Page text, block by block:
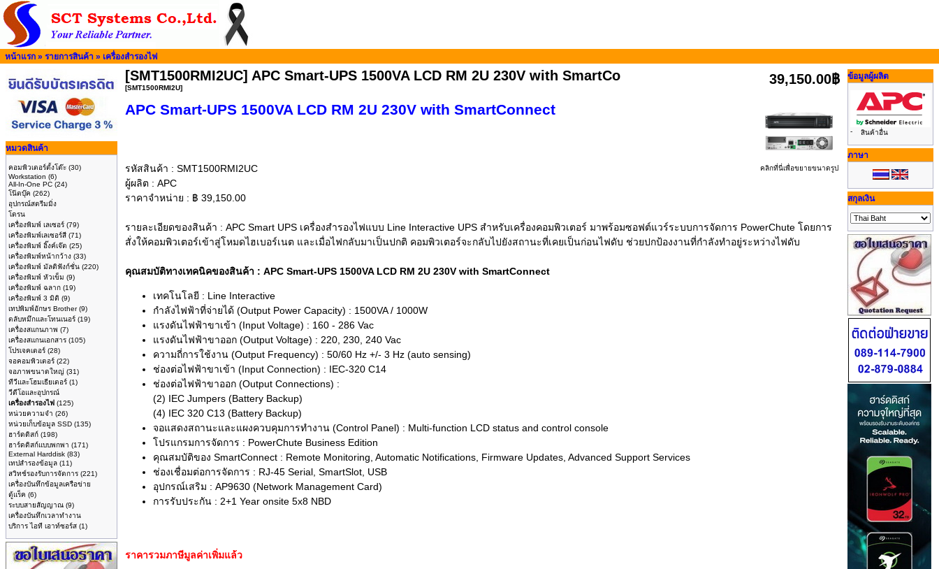
หน้าแรก » รายการสินค้า » เครื่องสำรองไฟ
หมวดสินค้า
คอมพิวเตอร์ตั้งโต๊ะ (30)
Workstation (6)
All-In-One PC (24)
โน๊ตบุ๊ค (262)
อุปกรณ์สตรีมมิ่ง
โดรน
เครื่องพิมพ์ เลเซอร์ (79)
เครื่องพิมพ์เลเซอร์สี (71)
เครื่องพิมพ์ อิ๊งค์เจ๊ต (25)
เครื่องพิมพ์หน้ากว้าง (33)
เครื่องพิมพ์ มัลติฟังก์ชั่น (220)
เครื่องพิมพ์ หัวเข็ม (9)
เครื่องพิมพ์ ฉลาก (19)
เครื่องพิมพ์ 3 มิติ (9)
เทปพิมพ์อักษร Brother(9)
ตลับหมึกและโทนเนอร์ (19)
เครื่องสแกนภาพ (7)
เครื่องสแกนเอกสาร (105)
โปรเจคเตอร์ (28)
จอคอมพิวเตอร์ (22)
จอภาพขนาดใหญ่ (31)
ทีวีและโฮมเธียเตอร์ (1)
วีดีโอและอุปกรณ์
เครื่องสำรองไฟ (125)
หน่วยความจำ (26)
หน่วยเก็บข้อมูล SSD (135)
ฮาร์ดดิสก์ (198)
ฮาร์ดดิสก์แบบพกพา (171)
External Harddisk (83)
เทปสำรองข้อมูล (11)
สวิทช์รองรับการจัดการ (221)
เครื่องบันทึกข้อมูลเครือข่าย
ตู้แร็ค (6)
ระบบสายสัญญาณ (9)
เครื่องบันทึกเวลาทำงาน
บริการ ไอที เอาท์ซอร์ส (1)
[SMT1500RMI2UC] APC Smart-UPS 1500VA LCD RM 2U 230V with SmartCo
[SMT1500RMI2U]
39,150.00฿
คลิกที่นี่เพื่อขยายขนาดรูป
APC Smart-UPS 1500VA LCD RM 2U 230V with SmartConnect
รหัสสินค้า : SMT1500RMI2UC
ผู้ผลิต : APC
ราคาจำหน่าย : ฿ 39,150.00
รายละเอียดของสินค้า : APC Smart UPS เครื่องสํารองไฟแบบ Line Interactive UPS สำหรับเครื่องคอมพิวเตอร์ มาพร้อมซอฟต์แวร์ระบบการจัดการ PowerChute โดยการ
สั่งให้คอมพิวเตอร์เข้าสู่โหมดไฮเบอร์เนต และเมื่อไฟกลับมาเป็นปกติ คอมพิวเตอร์จะกลับไปยังสถานะที่เคยเป็นก่อนไฟดับ ช่วยปกป้องงานที่กำลังทำอยู่ระหว่างไฟดับ
คุณสมบัติทางเทคนิคของสินค้า : APC Smart-UPS 1500VA LCD RM 2U 230V with SmartConnect
เทคโนโลยี : Line Interactive
กำลังไฟฟ้าที่จ่ายได้ (Output Power Capacity) : 1500VA / 1000W
แรงดันไฟฟ้าขาเข้า (Input Voltage) : 160 - 286 Vac
แรงดันไฟฟ้าขาออก (Output Voltage) : 220, 230, 240 Vac
ความถี่การใช้งาน (Output Frequency) : 50/60 Hz +/- 3 Hz (auto sensing)
ช่องต่อไฟฟ้าขาเข้า (Input Connection) : IEC-320 C14
ช่องต่อไฟฟ้าขาออก (Output Connections) :
(2) IEC Jumpers (Battery Backup)
(4) IEC 320 C13 (Battery Backup)
จอแสดงสถานะและแผงควบคุมการทำงาน (Control Panel) : Multi-function LCD status and control console
โปรแกรมการจัดการ : PowerChute Business Edition
คุณสมบัติของ SmartConnect : Remote Monitoring, Automatic Notifications, Firmware Updates, Advanced Support Services
ช่องเชื่อมต่อการจัดการ : RJ-45 Serial, SmartSlot, USB
อุปกรณ์เสริม : AP9630 (Network Management Card)
การรับประกัน : 2+1 Year onsite 5x8 NBD
ราคารวมภาษีมูลค่าเพิ่มแล้ว
ข้อมูลผู้ผลิต
- สินค้าอื่น
ภาษา
สกุลเงิน